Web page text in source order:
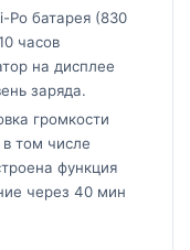
Po батарея (830
часов
на дисплее
заряда.
громкости
том числе
функция
через 40 мин